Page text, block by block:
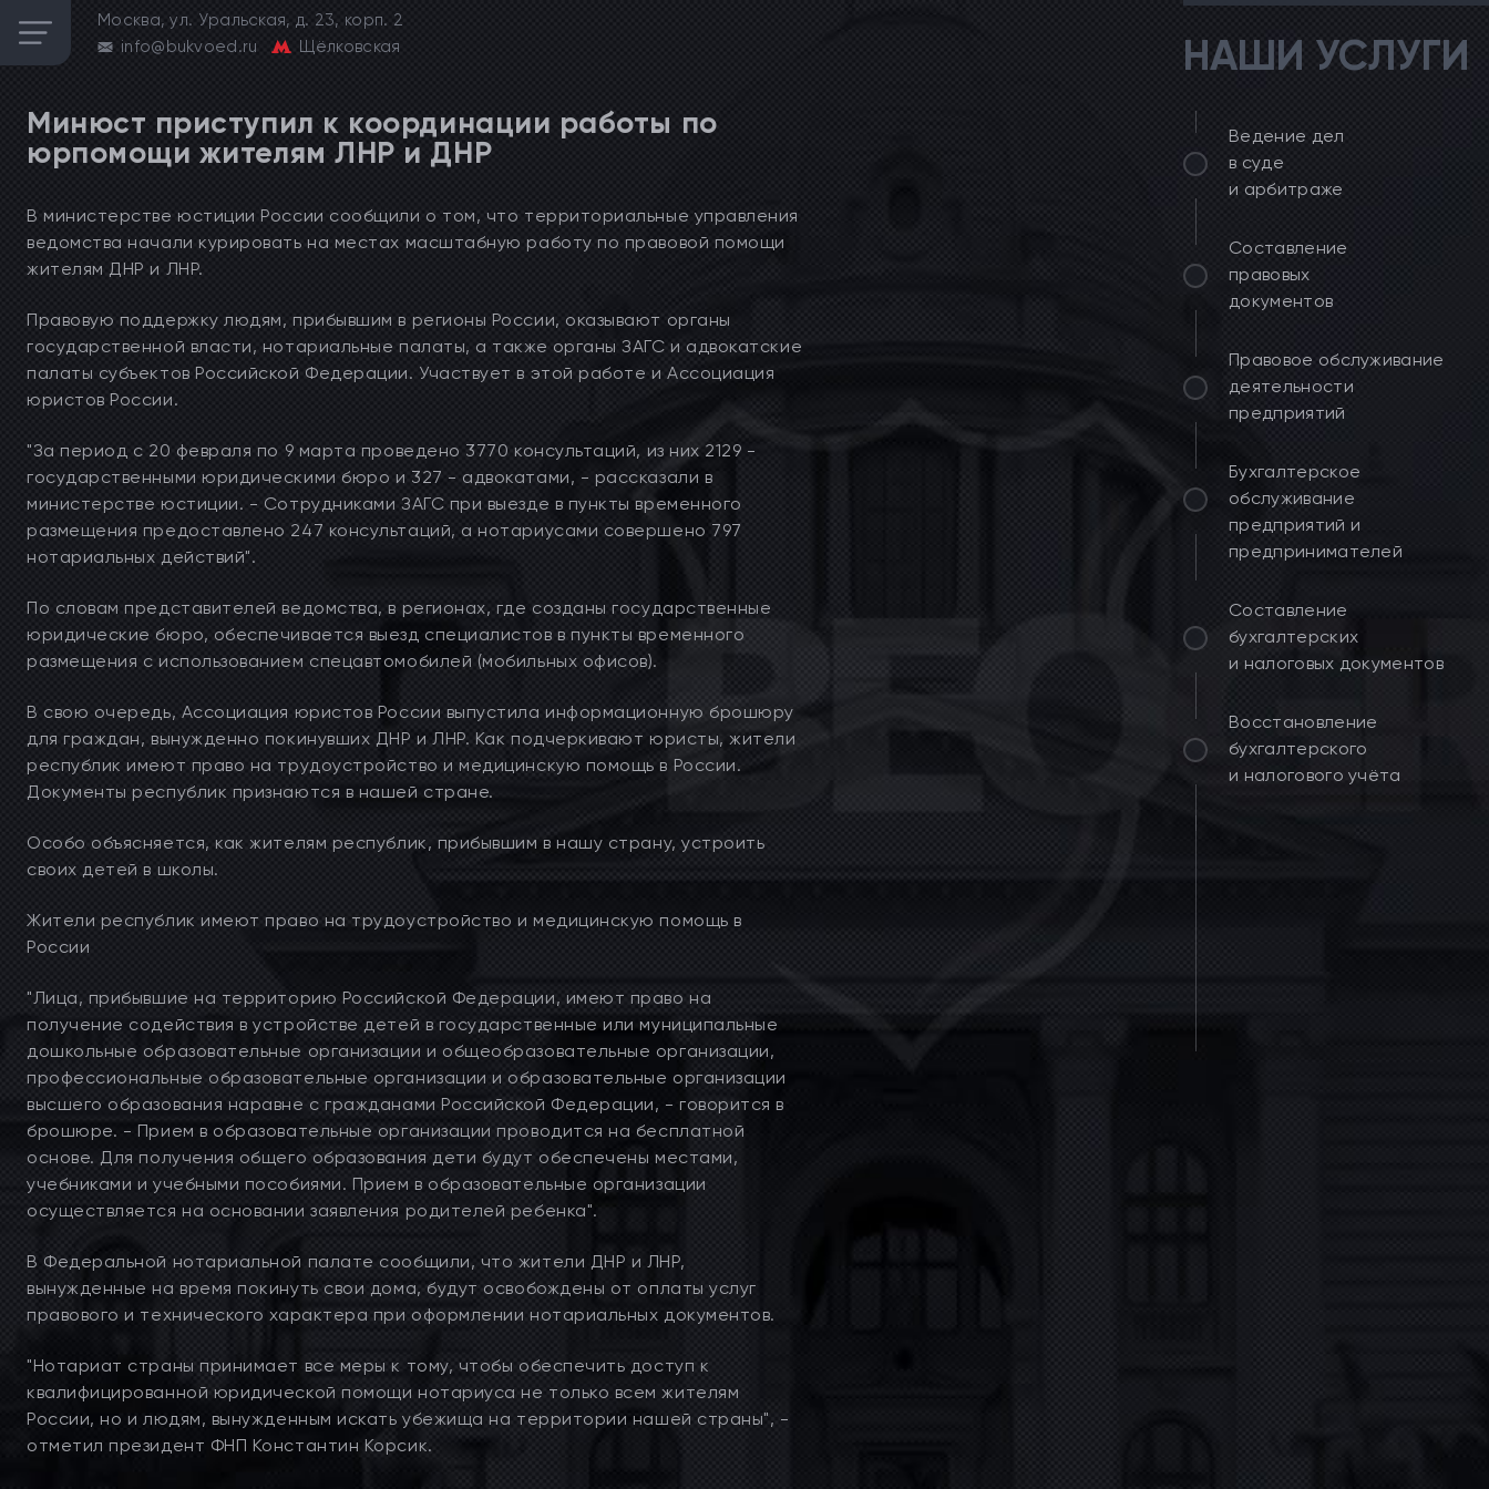
Москва, ул. Уральская, д. 23, корп. 2
info@bukvoed.ru
Щёлковская
Минюст приступил к координации работы по
юрпомощи жителям ЛНР и ДНР
В министерстве юстиции России сообщили о том, что территориальные управления
ведомства начали курировать на местах масштабную работу по правовой помощи
жителям ДНР и ЛНР.
Правовую поддержку людям, прибывшим в регионы России, оказывают органы
государственной власти, нотариальные палаты, а также органы ЗАГС и адвокатские
палаты субъектов Российской Федерации. Участвует в этой работе и Ассоциация
юристов России.
"За период с 20 февраля по 9 марта проведено 3770 консультаций, из них 2129 -
государственными юридическими бюро и 327 - адвокатами, - рассказали в
министерстве юстиции. - Сотрудниками ЗАГС при выезде в пункты временного
размещения предоставлено 247 консультаций, а нотариусами совершено 797
нотариальных действий".
По словам представителей ведомства, в регионах, где созданы государственные
юридические бюро, обеспечивается выезд специалистов в пункты временного
размещения с использованием спецавтомобилей (мобильных офисов).
В свою очередь, Ассоциация юристов России выпустила информационную брошюру
для граждан, вынужденно покинувших ДНР и ЛНР. Как подчеркивают юристы, жители
республик имеют право на трудоустройство и медицинскую помощь в России.
Документы республик признаются в нашей стране.
Особо объясняется, как жителям республик, прибывшим в нашу страну, устроить
своих детей в школы.
Жители республик имеют право на трудоустройство и медицинскую помощь в
России
"Лица, прибывшие на территорию Российской Федерации, имеют право на
получение содействия в устройстве детей в государственные или муниципальные
дошкольные образовательные организации и общеобразовательные организации,
профессиональные образовательные организации и образовательные организации
высшего образования наравне с гражданами Российской Федерации, - говорится в
брошюре. - Прием в образовательные организации проводится на бесплатной
основе. Для получения общего образования дети будут обеспечены местами,
учебниками и учебными пособиями. Прием в образовательные организации
осуществляется на основании заявления родителей ребенка".
В Федеральной нотариальной палате сообщили, что жители ДНР и ЛНР,
вынужденные на время покинуть свои дома, будут освобождены от оплаты услуг
правового и технического характера при оформлении нотариальных документов.
"Нотариат страны принимает все меры к тому, чтобы обеспечить доступ к
квалифицированной юридической помощи нотариуса не только всем жителям
России, но и людям, вынужденным искать убежища на территории нашей страны", -
отметил президент ФНП Константин Корсик.
НАШИ УСЛУГИ
Ведение дел
в суде
и арбитраже
Составление
правовых
документов
Правовое обслуживание
деятельности
предприятий
Бухгалтерское
обслуживание
предприятий и
предпринимателей
Составление
бухгалтерских
и налоговых документов
Восстановление
бухгалтерского
и налогового учёта